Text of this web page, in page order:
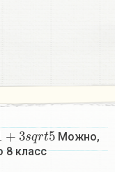
+3sqrt5
Можно,
8 класс​